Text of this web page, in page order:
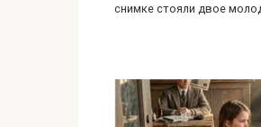
снимке стояли двое